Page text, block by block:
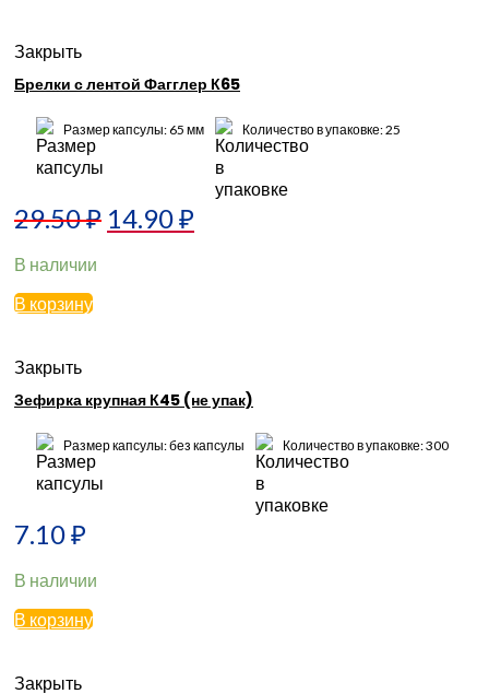
Закрыть
Брелки с лентой Фагглер К65
Размер капсулы: 65 мм Количество в упаковке: 25
29.50₽ 14.90₽
В наличии
В корзину
Закрыть
Зефирка крупная К45 (не упак)
Размер капсулы: без капсулы Количество в упаковке: 300
7.10₽
В наличии
В корзину
Закрыть